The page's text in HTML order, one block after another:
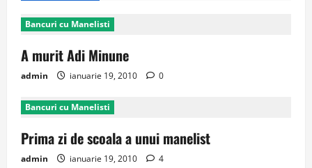
Bancuri cu Manelisti
A murit Adi Minune
admin ianuarie 19, 2010 0
Bancuri cu Manelisti
Prima zi de scoala a unui manelist
admin ianuarie 19, 2010 4